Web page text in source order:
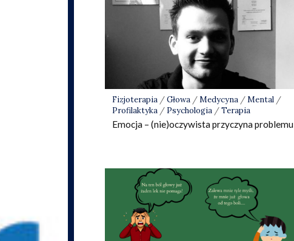
Fizjoterapia/Głowa/Medycyna/Mental/
Profilaktyka/ Psychologia/Terapia
Emocja – (nie)oczywista przyczyna problemu